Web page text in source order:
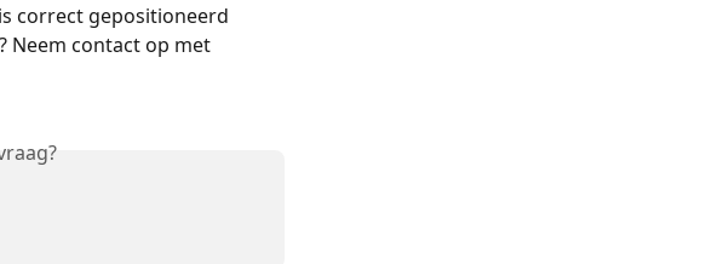
correct gepositioneerd
Neem contact op met